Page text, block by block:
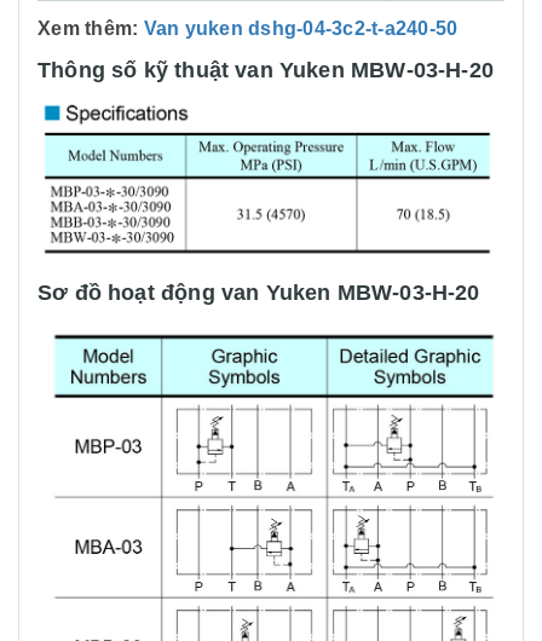
Xem thêm: Van yuken dshg-04-3c2-t-a240-50
Thông số kỹ thuật van Yuken MBW-03-H-20
Sơ đồ hoạt động van Yuken MBW-03-H-20